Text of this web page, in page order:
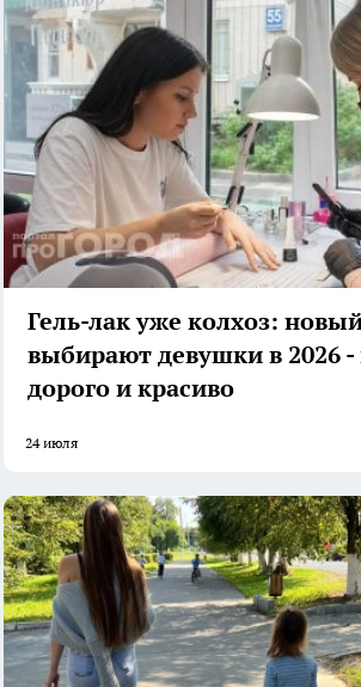
Гель-лак уже колхоз:
выбирают девушки в 2026 -
дорого и красиво
24 июля